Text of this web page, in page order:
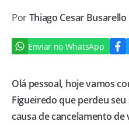
PorThiago Cesar Busarello
Enviar no WhatsApp
Olá pessoal, hoje vamos
Figueiredo que perdeu
causa de cancelamento de